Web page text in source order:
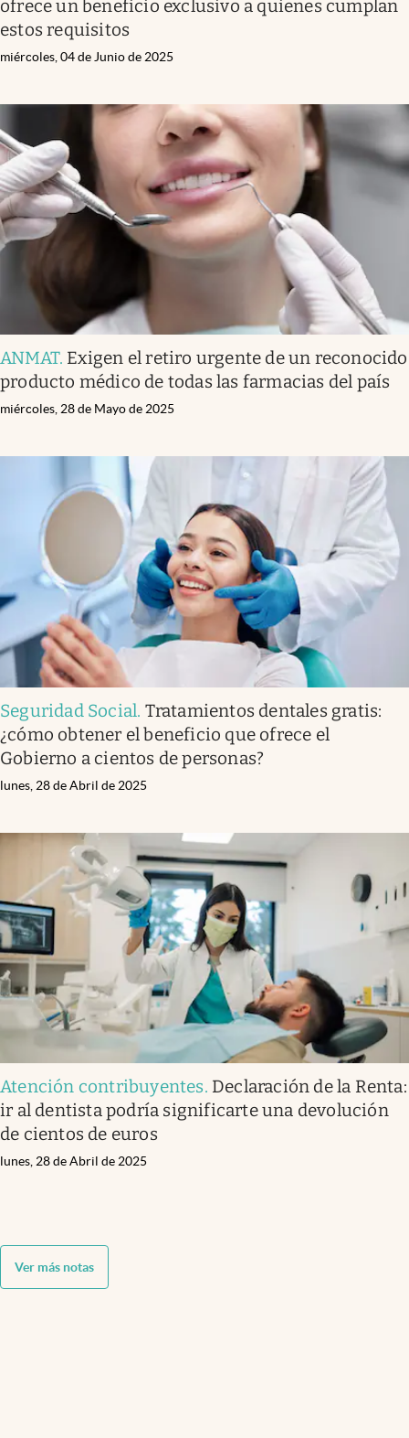
ofrece un beneficio exclusivo a quienes cumplan
estos requisitos
miércoles, 04 de Junio de 2025
ANMAT. Exigen el retiro urgente de un reconocido
producto médico de todas las farmacias del país
miércoles, 28 de Mayo de 2025
Seguridad Social. Tratamientos dentales gratis:
¿cómo obtener el beneficio que ofrece el
Gobierno a cientos de personas?
lunes, 28 de Abril de 2025
Atención contribuyentes. Declaración de la Renta:
ir al dentista podría significarte una devolución
de cientos de euros
lunes, 28 de Abril de 2025
Ver más notas